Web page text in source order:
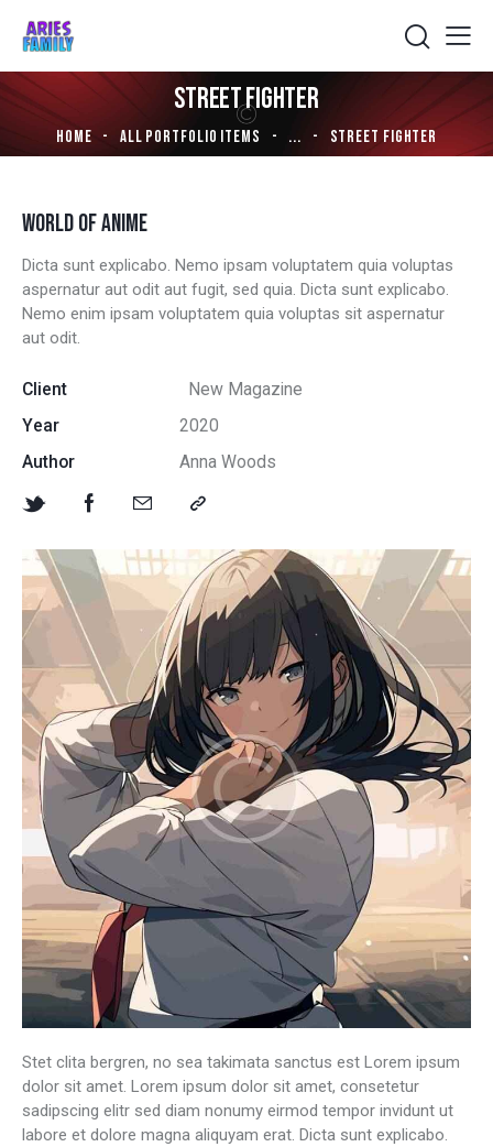
STREET FIGHTER
HOME ALL PORTFOLIO ITEMS ... STREET FIGHTER
WORLD OF ANIME
Dicta sunt explicabo. Nemo ipsam voluptatem quia voluptas
aspernatur aut odit aut fugit, sed quia. Dicta sunt explicabo.
Nemo enim ipsam voluptatem quia voluptas sit aspernatur
aut odit.
Client
New Magazine
Year
2020
Author
Anna Woods
Stet clita bergren, no sea takimata sanctus est Lorem ipsum
dolor sit amet. Lorem ipsum dolor sit amet, consetetur
sadipscing elitr sed diam nonumy eirmod tempor invidunt ut
labore et dolore magna aliquyam erat. Dicta sunt explicabo.